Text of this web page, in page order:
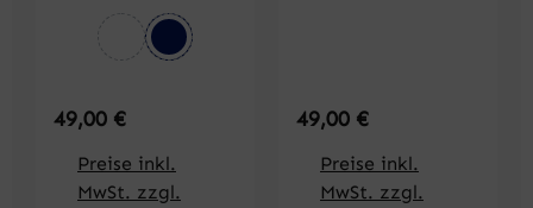
Farbe auswählen
weiß dunkelblau
Regulärer Preis:
49,00 €
Preise inkl.
MwSt. zzgl.
Regulärer Preis:
49,00 €
Preise inkl.
MwSt. zzgl.